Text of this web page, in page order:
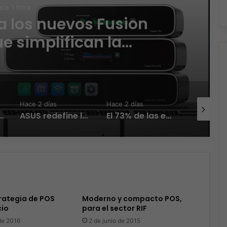
los nuevos Fusion
simplifican la
reducen costos y
operativa
la conexión del día a día
Hace 2 días
ASUS redefine la productividad y el gaming con la experiencia Duo
Hace 2 días
El 73% de las empresas en LATAM aseguran que el phishing sigue funcionando
de POS
2016
Moderno y compacto POS,
para el sector RIF
2 de junio de 2015